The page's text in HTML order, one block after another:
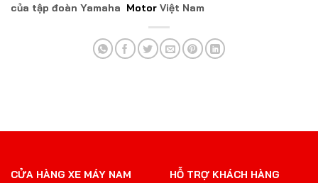
của tập đoàn Yamaha Motor Việt Nam
CỬA HÀNG XE MÁY NAM
HỖ TRỢ KHÁCH HÀNG